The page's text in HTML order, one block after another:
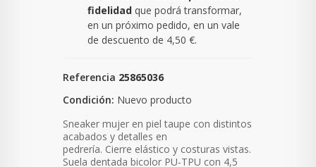
fidelidad que podrá transformar,
en un próximo pedido, en un vale
de descuento de 4,50 €.
Referencia 25865036
Condición: Nuevo producto
Sneaker mujer en piel taupe con distintos
acabados y detalles en
pedrería. Cierre elástico y costuras vistas.
Suela dentada bicolor PU-TPU con 4,5